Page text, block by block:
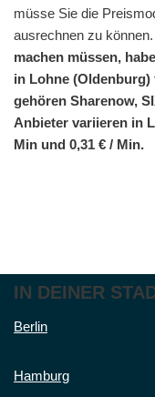
müsse Sie die
ausrechnen zu können.
machen müssen,
in Lohne (Oldenburg)
gehören Sharenow,
Anbieter variieren in
Min und 0,31 € / Min.
IN DEINER
Berlin
Hamburg